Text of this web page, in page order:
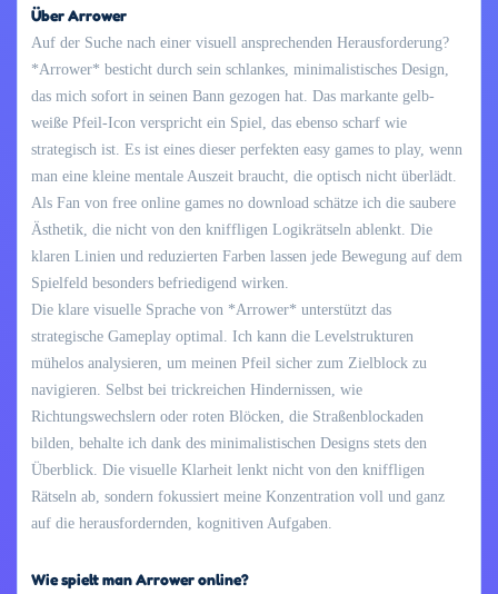
Über Arrower
Auf der Suche nach einer visuell ansprechenden Herausforderung?
*Arrower* besticht durch sein schlankes, minimalistisches Design,
das mich sofort in seinen Bann gezogen hat. Das markante gelb-
weiße Pfeil-Icon verspricht ein Spiel, das ebenso scharf wie
strategisch ist. Es ist eines dieser perfekten easy games to play, wenn
man eine kleine mentale Auszeit braucht, die optisch nicht überlädt.
Als Fan von free online games no download schätze ich die saubere
Ästhetik, die nicht von den kniffligen Logikrätseln ablenkt. Die
klaren Linien und reduzierten Farben lassen jede Bewegung auf dem
Spielfeld besonders befriedigend wirken.
Die klare visuelle Sprache von *Arrower* unterstützt das
strategische Gameplay optimal. Ich kann die Levelstrukturen
mühelos analysieren, um meinen Pfeil sicher zum Zielblock zu
navigieren. Selbst bei trickreichen Hindernissen, wie
Richtungswechslern oder roten Blöcken, die Straßenblockaden
bilden, behalte ich dank des minimalistischen Designs stets den
Überblick. Die visuelle Klarheit lenkt nicht von den kniffligen
Rätseln ab, sondern fokussiert meine Konzentration voll und ganz
auf die herausfordernden, kognitiven Aufgaben.
Wie spielt man Arrower online?